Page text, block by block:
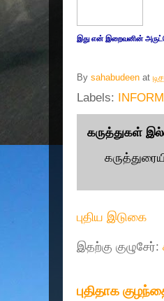
இது என் இறைவனின் அருட்
By sahabudeen at
Labels:
கருத்துகள்
புதிய இடுகை
இதற்கு குழுசேர்:
புதிதாக